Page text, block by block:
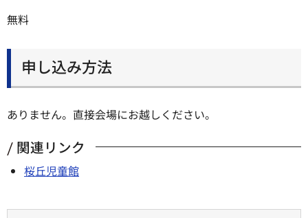
無料
申し込み方法
ありません。直接会場にお越しください。
関連リンク
桜丘児童館